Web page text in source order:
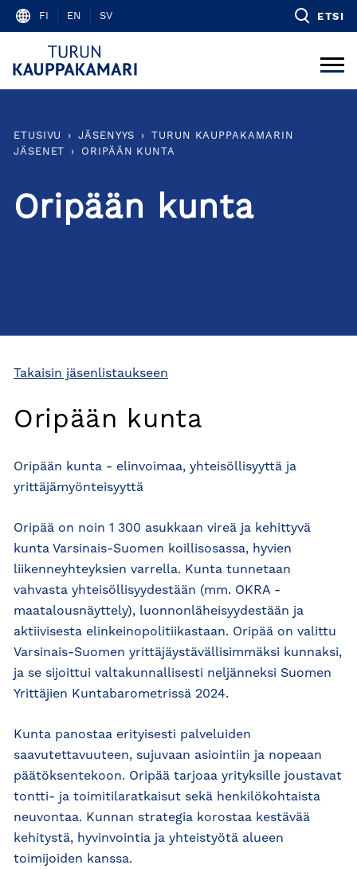
Skip
content
FI EN SV ETSI
ETUSIVU › JÄSENYYS ›
TURUN KAUPPAKAMARIN
JÄSENET
› ORIPÄÄN KUNTA
Oripään kunta
Takaisin jäsenlistaukseen
Oripään kunta
Oripään kunta - elinvoimaa, yhteisöllisyyttä ja
yrittäjämyönteisyyttä
Oripää on noin 1 300 asukkaan vireä ja kehittyvä
kunta Varsinais-Suomen koillisosassa, hyvien
liikenneyhteyksien varrella. Kunta tunnetaan
vahvasta yhteisöllisyydestään (mm. OKRA -
maatalousnäyttely), luonnonläheisyydestään ja
aktiivisesta elinkeinopolitiikastaan. Oripää on valittu
Varsinais-Suomen yrittäjäystävällisimmäksi kunnaksi,
ja se sijoittui valtakunnallisesti neljänneksi Suomen
Yrittäjien Kuntabarometrissä 2024.
Kunta panostaa erityisesti palveluiden
saavutettavuuteen, sujuvaan asiointiin ja nopeaan
päätöksentekoon. Oripää tarjoaa yrityksille joustavat
tontti- ja toimitilaratkaisut sekä henkilökohtaista
neuvontaa. Kunnan strategia korostaa kestävää
kehitystä, hyvinvointia ja yhteistyötä alueen
toimijoiden kanssa.